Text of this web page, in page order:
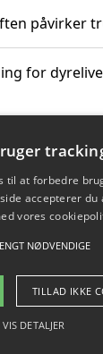
påvirker
for
voksne
- Pilanto Aps
Blog
til at forbedre
accepterer du
vores
NØDVENDIGE
TILLAD IKKE
VIS DETALJER